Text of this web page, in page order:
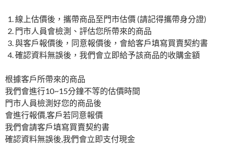
線上估價後，攜帶商品至門市估價 (請記得攜帶身分證)
門市人員會檢測、評估您所帶來的商品
與客戶報價後，同意報價後，會給客戶填寫買賣契約書
確認資料無誤後，我們會立即給予該商品的收購金額
根據客戶所帶來的商品
我們會進行10~15分鐘不等的估價時間
門市人員檢測好您的商品後
會進行報價,客戶若同意報價
我們會請客戶填寫買賣契約書
確認資料無誤後,我們會立即支付現金